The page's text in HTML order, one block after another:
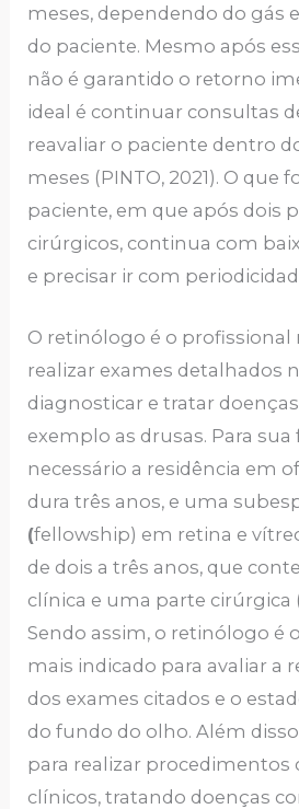
meses, dependendo do gás
do paciente. Mesmo após
não é garantido o retorno
ideal é continuar consultas
reavaliar o paciente dentro
meses (PINTO, 2021). O que
paciente, em que após dois
cirúrgicos, continua com
e precisar ir com
O retinólogo é o profissional
realizar exames detalhados
diagnosticar e tratar
exemplo as drusas. Para sua
necessário a residência em
dura três anos, e uma
(fellowship) em retina e
de dois a três anos, que
clínica e uma parte cirúrgica
Sendo assim, o retinólogo é
mais indicado para avaliar a
dos exames citados e o
do fundo do olho. Além
para realizar procedimentos
clínicos, tratando doenças